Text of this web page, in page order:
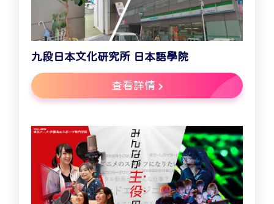
九段日本文化研究所 日本語學院
查看詳情